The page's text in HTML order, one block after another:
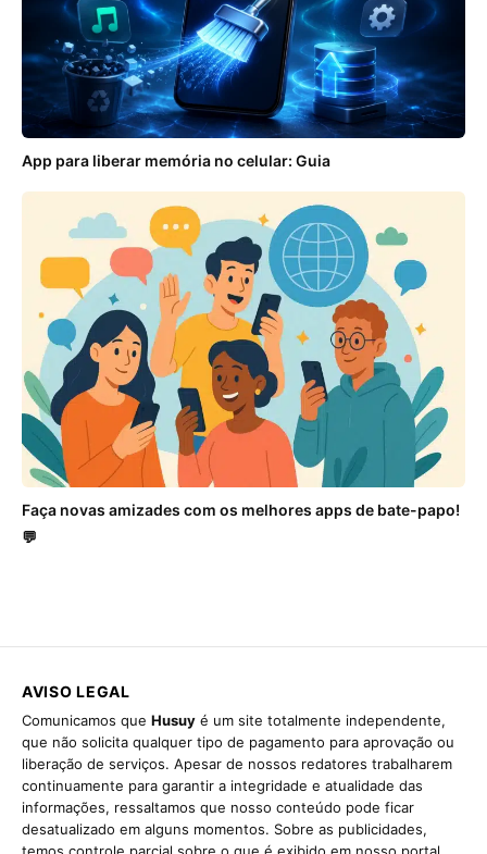
App para liberar memória no celular: Guia
Faça novas amizades com os melhores apps de bate-papo!
💬
AVISO LEGAL
Comunicamos que Husuy é um site totalmente independente,
que não solicita qualquer tipo de pagamento para aprovação ou
liberação de serviços. Apesar de nossos redatores trabalharem
continuamente para garantir a integridade e atualidade das
informações, ressaltamos que nosso conteúdo pode ficar
desatualizado em alguns momentos. Sobre as publicidades,
temos controle parcial sobre o que é exibido em nosso portal,